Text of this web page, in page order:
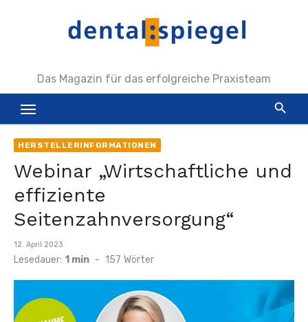
Das Magazin für das erfolgreiche Praxisteam
HERSTELLERINFORMATIONEN
Webinar „Wirtschaftliche und
effiziente
Seitenzahnversorgung“
Veröffentlicht
am
12. April 2023
Lesedauer: 1 min - 157 Wörter